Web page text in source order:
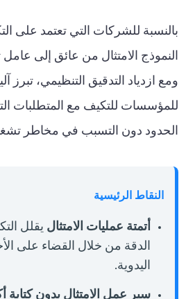
بالنسبة للشركات التي تعتمد على
النموذج الامتثال من عائق إلى عامل
ومع ازدياد التدقيق التنظيمي، تبرز
للمؤسسات للتكيف مع المتطلبات
الحدود دون التسبب في مخاطر
النقاط الرئيسية
أتمتة عمليات الامتثال يقلل
الدقة من خلال القضاء على
اليدوية.
سير عمل الامتثال بدون كتابة